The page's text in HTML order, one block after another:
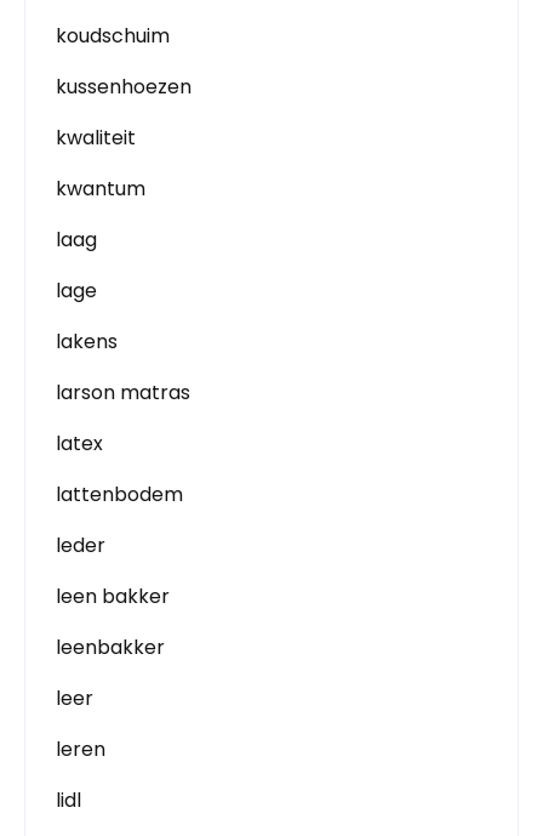
koudschuim
kussenhoezen
kwaliteit
kwantum
laag
lage
lakens
larson matras
latex
lattenbodem
leder
leen bakker
leenbakker
leer
leren
lidl